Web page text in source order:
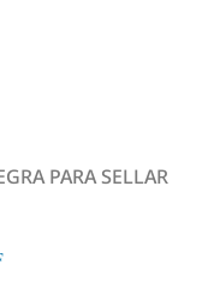
PARA SELLAR